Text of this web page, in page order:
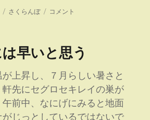
カ
ー
さくらんぼ
サ
に
コメント
早いと思う
上昇し、７月らしい暑さと
先にセグロセキレイの巣が
前中、なにげにみると地面
じっとしているではないで